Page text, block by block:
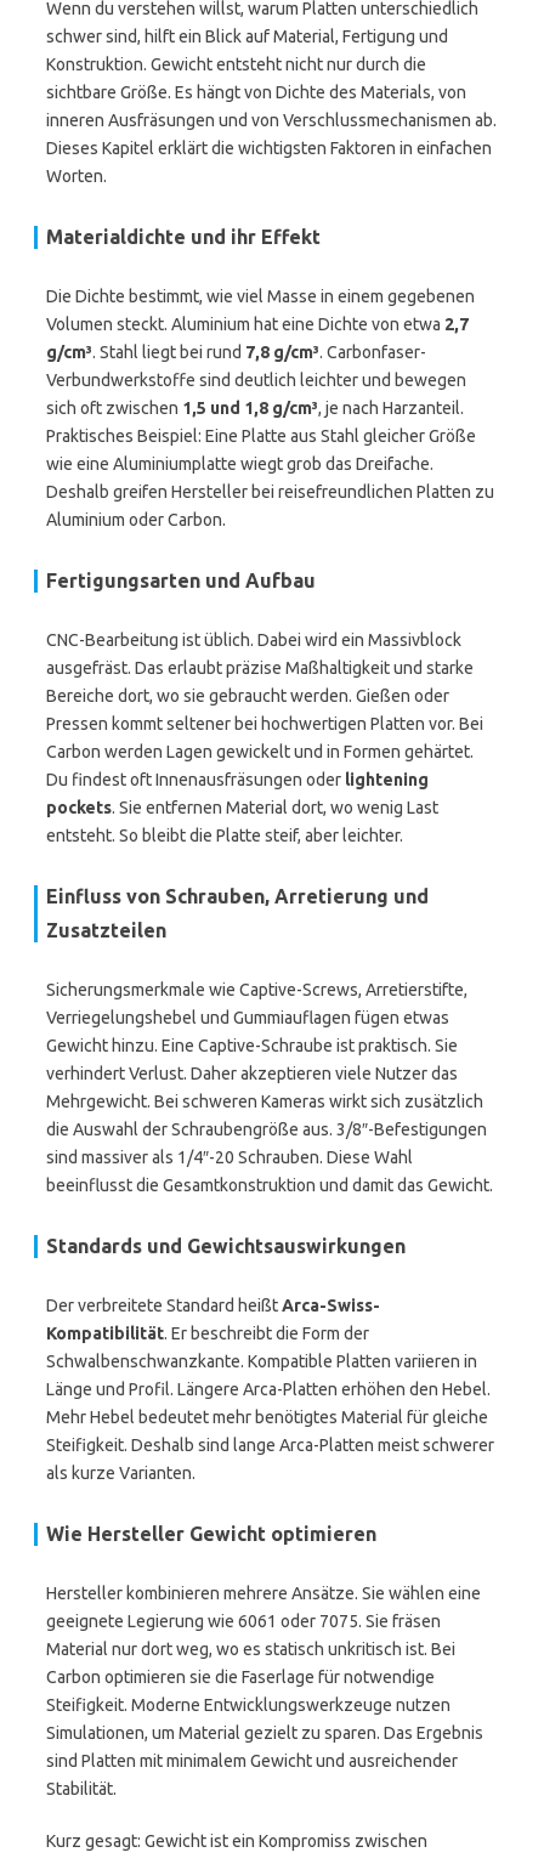
Wenn du verstehen willst, warum Platten unterschiedlich
schwer sind, hilft ein Blick auf Material, Fertigung und
Konstruktion. Gewicht entsteht nicht nur durch die
sichtbare Größe. Es hängt von Dichte des Materials, von
inneren Ausfräsungen und von Verschlussmechanismen ab.
Dieses Kapitel erklärt die wichtigsten Faktoren in einfachen
Worten.
Materialdichte und ihr Effekt
Die Dichte bestimmt, wie viel Masse in einem gegebenen
Volumen steckt. Aluminium hat eine Dichte von etwa 2,7
g/cm³. Stahl liegt bei rund 7,8 g/cm³. Carbonfaser-
Verbundwerkstoffe sind deutlich leichter und bewegen
sich oft zwischen 1,5 und 1,8 g/cm³, je nach Harzanteil.
Praktisches Beispiel: Eine Platte aus Stahl gleicher Größe
wie eine Aluminiumplatte wiegt grob das Dreifache.
Deshalb greifen Hersteller bei reisefreundlichen Platten zu
Aluminium oder Carbon.
Fertigungsarten und Aufbau
CNC-Bearbeitung ist üblich. Dabei wird ein Massivblock
ausgefräst. Das erlaubt präzise Maßhaltigkeit und starke
Bereiche dort, wo sie gebraucht werden. Gießen oder
Pressen kommt seltener bei hochwertigen Platten vor. Bei
Carbon werden Lagen gewickelt und in Formen gehärtet.
Du findest oft Innenausfräsungen oder lightening
pockets. Sie entfernen Material dort, wo wenig Last
entsteht. So bleibt die Platte steif, aber leichter.
Einfluss von Schrauben, Arretierung und
Zusatzteilen
Sicherungsmerkmale wie Captive-Screws, Arretierstifte,
Verriegelungshebel und Gummiauflagen fügen etwas
Gewicht hinzu. Eine Captive-Schraube ist praktisch. Sie
verhindert Verlust. Daher akzeptieren viele Nutzer das
Mehrgewicht. Bei schweren Kameras wirkt sich zusätzlich
die Auswahl der Schraubengröße aus. 3/8″-Befestigungen
sind massiver als 1/4″-20 Schrauben. Diese Wahl
beeinflusst die Gesamtkonstruktion und damit das Gewicht.
Standards und Gewichtsauswirkungen
Der verbreitete Standard heißtArca-Swiss-
Kompatibilität. Er beschreibt die Form der
Schwalbenschwanzkante. Kompatible Platten variieren in
Länge und Profil. Längere Arca-Platten erhöhen den Hebel.
Mehr Hebel bedeutet mehr benötigtes Material für gleiche
Steifigkeit. Deshalb sind lange Arca-Platten meist schwerer
als kurze Varianten.
Wie Hersteller Gewicht optimieren
Hersteller kombinieren mehrere Ansätze. Sie wählen eine
geeignete Legierung wie 6061 oder 7075. Sie fräsen
Material nur dort weg, wo es statisch unkritisch ist. Bei
Carbon optimieren sie die Faserlage für notwendige
Steifigkeit. Moderne Entwicklungswerkzeuge nutzen
Simulationen, um Material gezielt zu sparen. Das Ergebnis
sind Platten mit minimalem Gewicht und ausreichender
Stabilität.
Kurz gesagt: Gewicht ist ein Kompromiss zwischen